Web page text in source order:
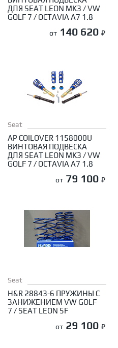
Диаметр 20Диаметр 19
Диаметр 16Диаметр 15
Смотреть все шины
Решетки радиатора
ПОДВЕСКА
Опоры амортизаторов
Fox Racing H&R
Urban Automotive
ТОРМОЗА
Тормозные системы
ПО МАРКЕ АВТОМОБИЛЯ
ДЛЯ SEAT LEON MK3 / VW
GOLF 7 / OCTAVIA A7 1.8
от 140 620 ₽
Seat
AP COILOVER 1158000U
ВИНТОВАЯ ПОДВЕСКА
ДЛЯ SEAT LEON MK3 / VW
GOLF 7 / OCTAVIA A7 1.8
от 79 100 ₽
Seat
H&R 28843-6 ПРУЖИНЫ С
ЗАНИЖЕНИЕМ VW GOLF
7 / SEAT LEON 5F
от 29 100 ₽